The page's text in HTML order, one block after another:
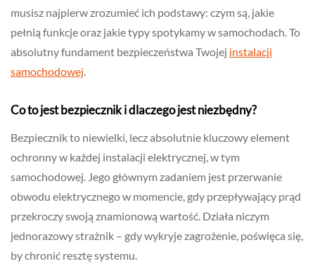
musisz najpierw zrozumieć ich podstawy: czym są, jakie
pełnią funkcje oraz jakie typy spotykamy w samochodach. To
absolutny fundament bezpieczeństwa Twojej instalacji
samochodowej
Co to jest bezpiecznik i dlaczego jest niezbędny?
Bezpiecznik to niewielki, lecz absolutnie kluczowy element
ochronny w każdej instalacji elektrycznej, w tym
samochodowej. Jego głównym zadaniem jest przerwanie
obwodu elektrycznego w momencie, gdy przepływający prąd
przekroczy swoją znamionową wartość. Działa niczym
jednorazowy strażnik – gdy wykryje zagrożenie, poświęca się,
by chronić resztę systemu.